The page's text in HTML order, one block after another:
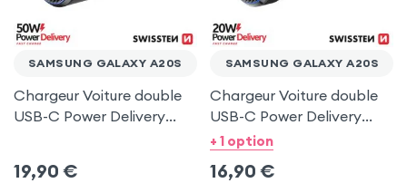
SAMSUNG GALAXY A20S
Chargeur Voiture double
USB-C Power Delivery
19,90 €
SAMSUNG GALAXY A20S
Chargeur Voiture double
USB-C Power Delivery
20W - Swissten pour
+ 1 option
16,90 €